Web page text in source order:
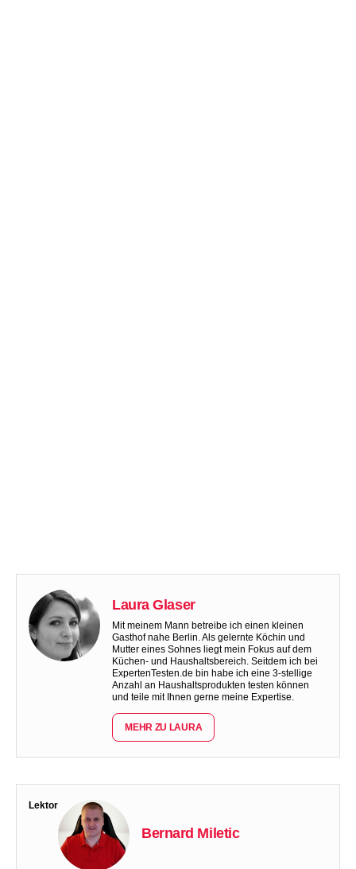
Laura Glaser
Mit meinem Mann betreibe ich einen kleinen
Gasthof nahe Berlin. Als gelernte Köchin und
Mutter eines Sohnes liegt mein Fokus auf dem
Küchen- und Haushaltsbereich. Seitdem ich bei
ExpertenTesten.de bin habe ich eine 3-stellige
Anzahl an Haushaltsprodukten testen können
und teile mit Ihnen gerne meine Expertise.
MEHR ZU LAURA
Lektor
Bernard Miletic